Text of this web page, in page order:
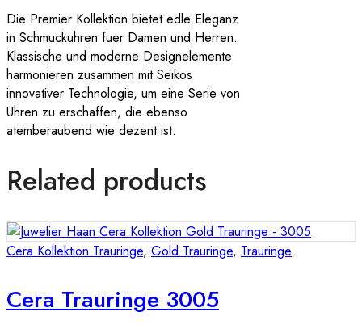
Die Premier Kollektion bietet edle Eleganz
in Schmuckuhren fuer Damen und Herren.
Klassische und moderne Designelemente
harmonieren zusammen mit Seikos
innovativer Technologie, um eine Serie von
Uhren zu erschaffen, die ebenso
atemberaubend wie dezent ist.
Related products
Cera Kollektion Trauringe, Gold Trauringe, Trauringe
Cera Trauringe 3005